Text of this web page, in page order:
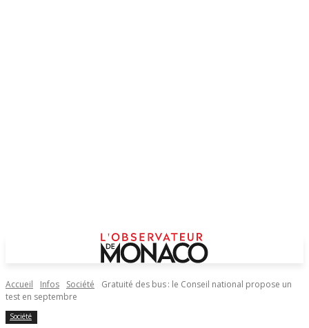
Accueil Infos Société
Gratuité des bus : le Conseil national propose un
test en septembre
Société